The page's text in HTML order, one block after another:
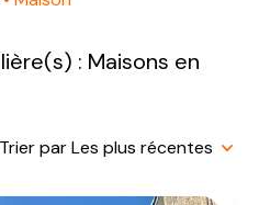
: Maisons en
Trier par Les plus récentes